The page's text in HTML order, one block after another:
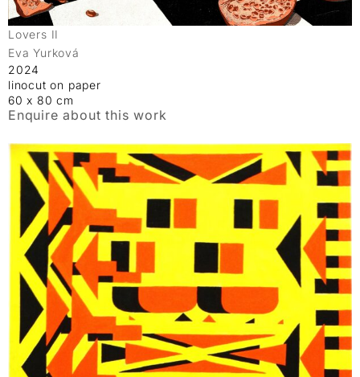
Lovers II
Eva Yurková
2024
linocut on paper
60 x 80 cm
Enquire about this work